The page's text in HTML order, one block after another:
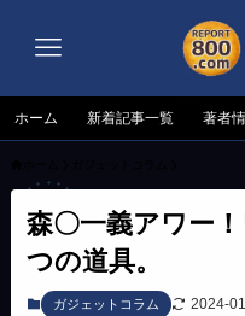
ホーム 新着記事一覧 著者
森〇一義アワー
つの道具。
ガジェットコラム 2024-